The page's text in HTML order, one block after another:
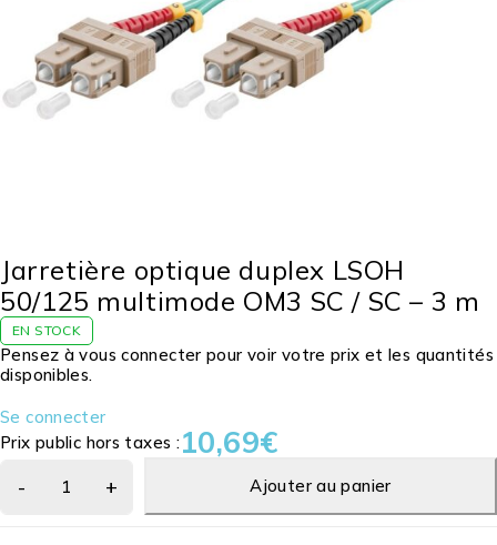
Jarretière optique duplex LSOH
50/125 multimode OM3 SC / SC – 3 m
EN STOCK
Pensez à vous connecter pour voir votre prix et les quantités
disponibles.
Se connecter
Prix public hors taxes :10,69€
Ajouter au panier